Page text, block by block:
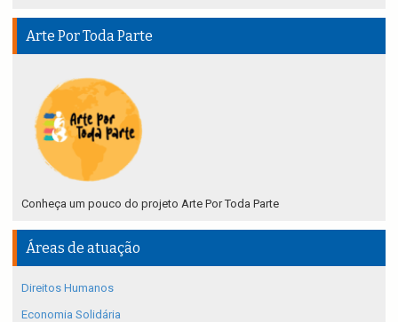
Arte Por Toda Parte
Conheça um pouco do projeto Arte Por Toda Parte
Áreas de atuação
Direitos Humanos
Economia Solidária